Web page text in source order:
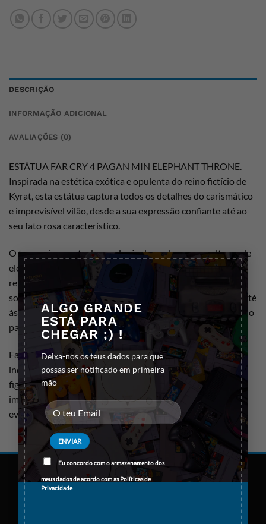
ALGO GRANDE
ESTÁ PARA
CHEGAR ;) !
Deixa-nos os teus dados para que
possas ser notificado em primeira
mão
Eu concordo com o armazenamento dos
meus dados de acordo com asPolíticas de
Privacidade
×
DESCRIÇÃO
INFORMAÇÃO ADICIONAL
AVALIAÇÕES (0)
ESTÁTUA FAR CRY 4 PAGAN MIN ELEPHANT THRONE.
Inspirada na estética exótica e opulenta do reino fictício de
Kyrat, esta estátua captura todos os detalhes do carismático
e imprevisível vilão, desde a sua expressão confiante até ao
seu fato rosa característico.
O trono, ricamente decorado, é adornado com esculturas de
elefantes e padrões inspirados na arte tradicional asiática,
reforçando a simbologia de poder e domínio de Pagan Min
sobre Kyrat. Cada detalhe, desde as texturas do vestuário até
às marcas no trono, foi meticulosamente esculpido e pintado
para oferecer um acabamento realista e de alta qualidade.
Fabricada em material resistente, esta estátua é uma peça
indispensável para fãs deFar Cry 4e colecionadores de
figuras de videojogos. Com um design marcante e presença
imponente, torna-se um destaque em qualquer coleção,
evocando a atmosfera intensa e fascinante do jogo.